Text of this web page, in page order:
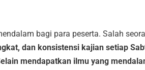
bagi para peserta. Salah
dan konsistensi kajian setiap
mendapatkan ilmu yang